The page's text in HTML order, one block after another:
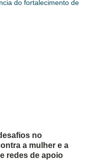
no
a mulher e a
redes de apoio